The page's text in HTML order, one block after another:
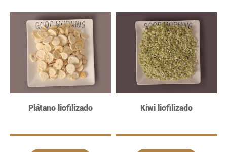
Plátano liofilizado Kiwi liofilizado